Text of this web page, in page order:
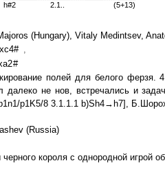
h#2 2.1.. (5+13)
(Hungary), Vitaly Medintsev,
,
полей для белого
не нов, встречались и
p1K5/8 3.1.1.1 b)Sh4→h7],
(Russia)
короля с однородной игрой